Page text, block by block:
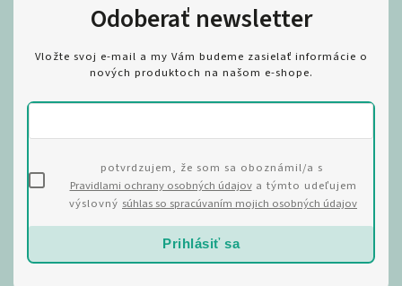
Odoberať newsletter
Vložte svoj e-mail a my Vám budeme zasielať informácie o
nových produktoch na našom e-shope.
potvrdzujem, že som sa oboznámil/a s
Pravidlami ochrany osobných údajova týmto udeľujem
výslovný súhlas so spracúvaním mojich osobných údajov
Prihlásiť sa